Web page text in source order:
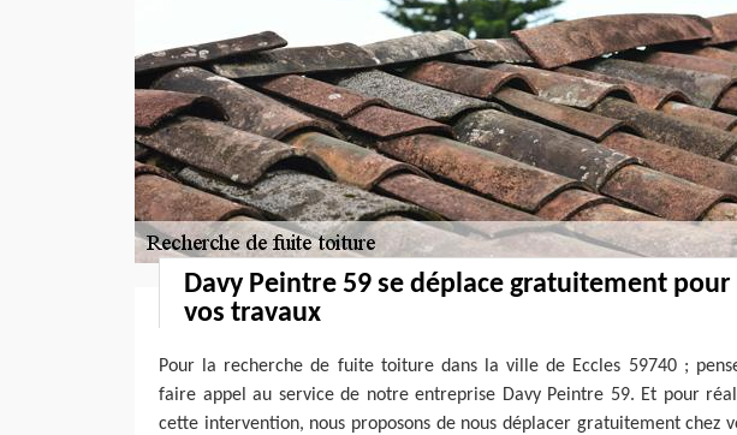
Davy Peintre 59 se déplace gratuitement pour
vos travaux
Pour la recherche de fuite toiture dans la ville de Eccles 59740 ;
faire appel au service de notre entreprise Davy Peintre 59. Et pour
cette intervention, nous proposons de nous déplacer gratuitement chez